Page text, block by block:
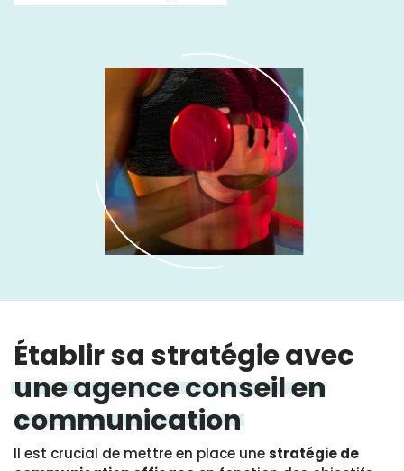
Établir sa stratégie avec
une agence conseil en
communication
Il est crucial de mettre en place unestratégie de